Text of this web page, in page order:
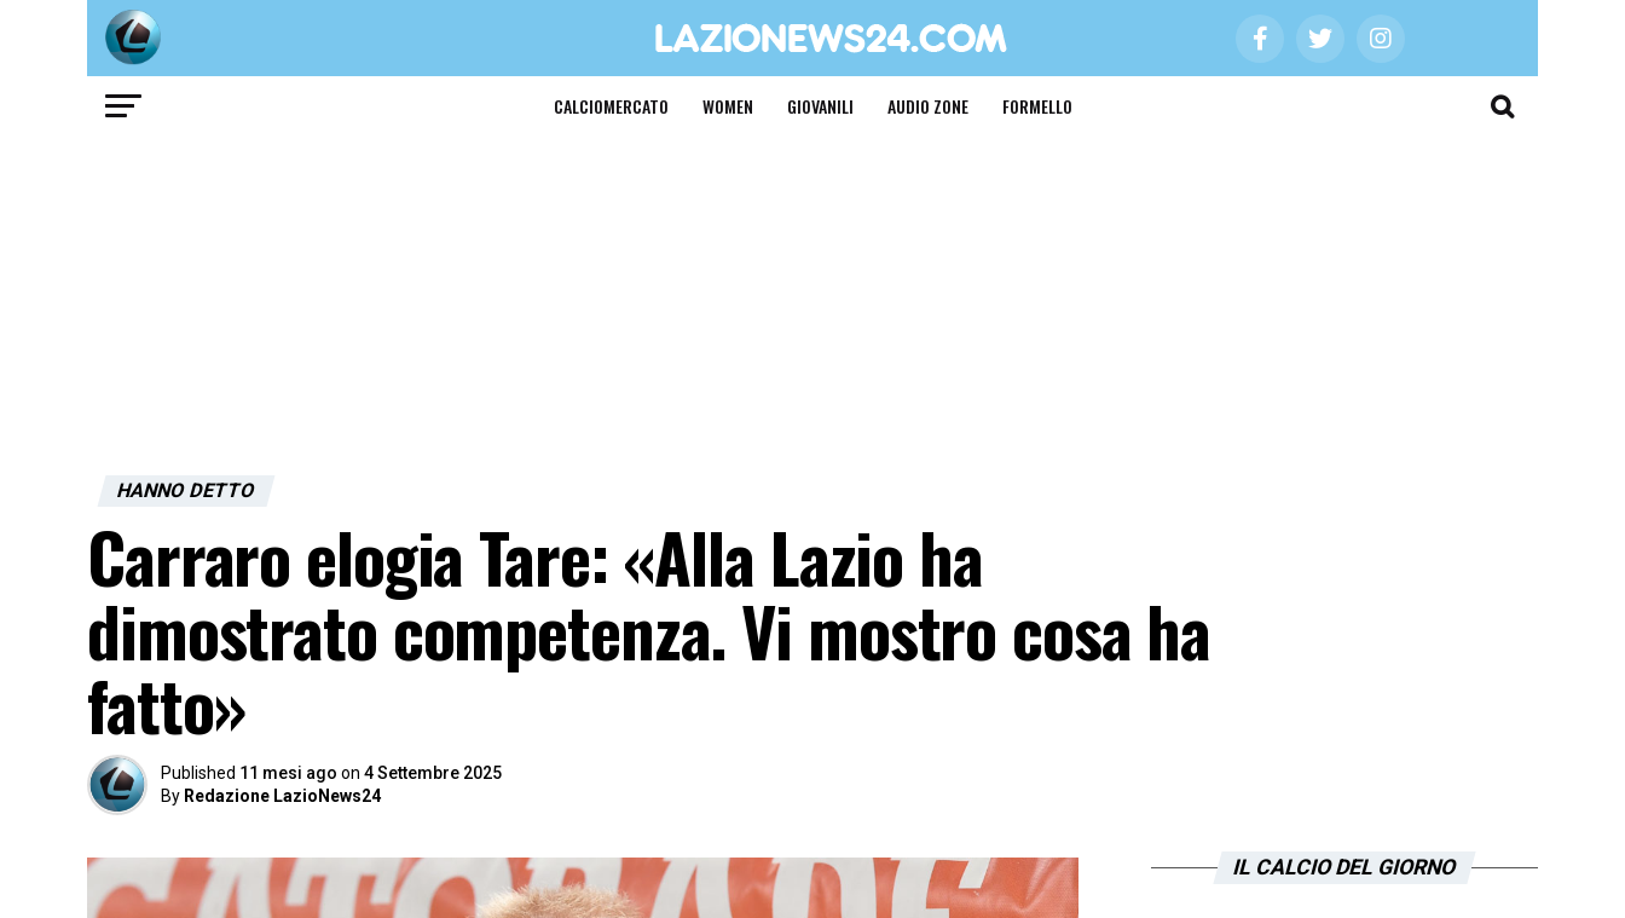
CALCIOMERCATO WOMEN GIOVANILI AUDIO ZONE FORMELLO
HANNO DETTO
Carraro elogia Tare: «Alla Lazio ha
dimostrato competenza. Vi mostro cosa ha
fatto»
Published 11 mesi ago on 4 Settembre 2025
By Redazione LazioNews24
IL CALCIO DEL GIORNO